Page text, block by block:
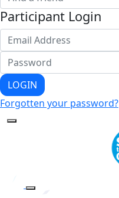
Participant Login
LOGIN
Forgotten your password?